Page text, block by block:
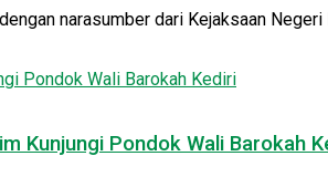
narasumber dari Kejaksaan
Kunjungi Pondok Wali Barokah